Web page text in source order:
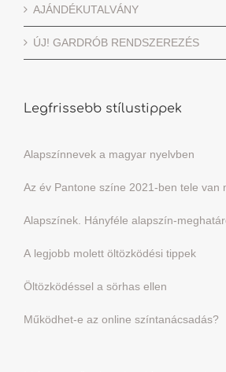
AJÁNDÉKUTALVÁNY
ÚJ! GARDRÓB RENDSZEREZÉS
Legfrissebb stílustippek
Alapszínnevek a magyar nyelvben
Az év Pantone színe 2021-ben tele van
Alapszínek. Hányféle alapszín-
A legjobb molett öltözködési tippek
Öltözködéssel a sörhas ellen
Működhet-e az online színtanácsadás?